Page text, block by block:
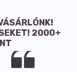
2000+